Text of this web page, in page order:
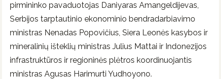
pirmininko pavaduotojas Daniyaras Amangeldijevas,
Serbijos tarptautinio ekonominio bendradarbiavimo
ministras Nenadas Popovičius, Siera Leonės kasybos ir
mineralinių išteklių ministras Julius Mattai ir Indonezijos
infrastruktūros ir regioninės plėtros koordinuojantis
ministras Agusas Harimurti Yudhoyono.